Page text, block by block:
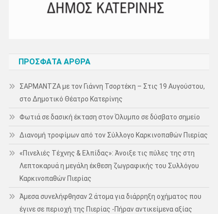
ΠΡΌΣΦΑΤΑ ΆΡΘΡΑ
ΣΑΡΜΑΝΤΖΑ με τον Γιάννη Τσορτέκη – Στις 19 Αυγούστου,
στο Δημοτικό Θέατρο Κατερίνης
Φωτιά σε δασική έκταση στον Όλυμπο σε δύσβατο σημείο
Διανομή τροφίμων από τον Σύλλογο Καρκινοπαθών Πιερίας
«Πινελιές Τέχνης & Ελπίδας»: Άνοιξε τις πύλες της στη
Λεπτοκαρυά η μεγάλη έκθεση ζωγραφικής του Συλλόγου
Καρκινοπαθών Πιερίας
Άμεσα συνελήφθησαν 2 άτομα για διάρρηξη οχήματος που
έγινε σε περιοχή της Πιερίας -Πήραν αντικείμενα αξίας